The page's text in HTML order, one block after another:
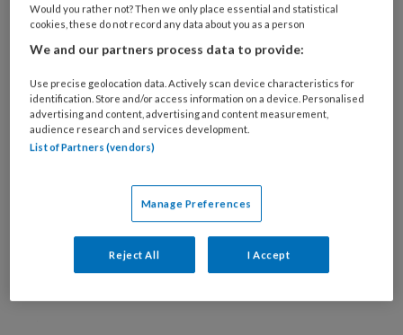
Would you rather not? Then we only place essential and statistical
cookies, these do not record any data about you as a person
We and our partners process data to provide:
Use precise geolocation data. Actively scan device characteristics for
identification. Store and/or access information on a device. Personalised
advertising and content, advertising and content measurement,
audience research and services development.
List of Partners (vendors)
Manage Preferences
Reject All I Accept